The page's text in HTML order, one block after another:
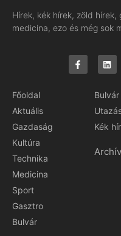
Hírek, kék hírek, zöld
medicina, ezo és még sok
Főoldal
Aktuális
Gazdaság
Kultúra
Technika
Medicina
Sport
Gasztro
Bulvár
Bulvár
Kék